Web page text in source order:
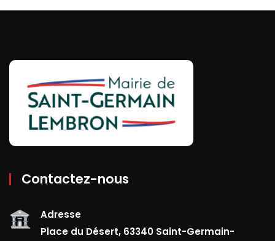
Contactez-nous
Adresse
Place du Désert, 63340 Saint-Germain-